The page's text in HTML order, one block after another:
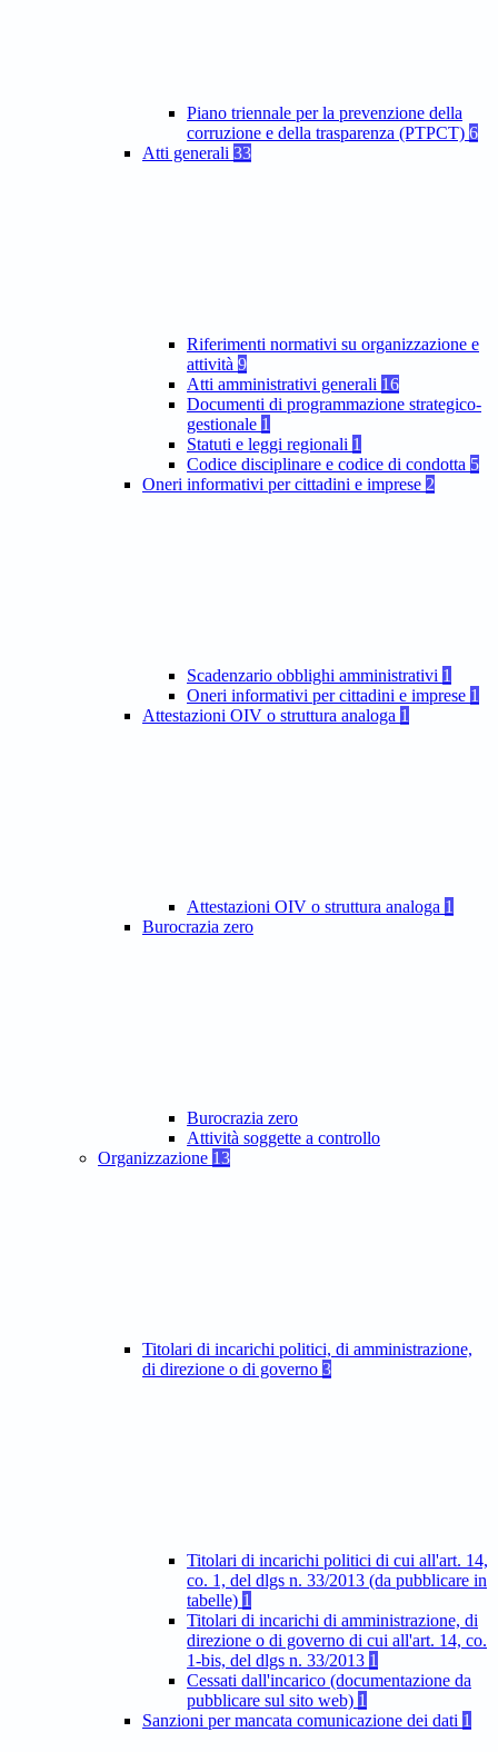
Piano triennale per la prevenzione della
corruzione e della trasparenza (PTPCT) 6
Atti generali 33
Riferimenti normativi su organizzazione e
attività 9
Atti amministrativi generali 16
Documenti di programmazione strategico-
gestionale 1
Statuti e leggi regionali 1
Codice disciplinare e codice di condotta 5
Oneri informativi per cittadini e imprese 2
Scadenzario obblighi amministrativi 1
Oneri informativi per cittadini e imprese 1
Attestazioni OIV o struttura analoga 1
Attestazioni OIV o struttura analoga 1
Burocrazia zero
Burocrazia zero
Attività soggette a controllo
Organizzazione 13
Titolari di incarichi politici, di amministrazione,
di direzione o di governo 3
Titolari di incarichi politici di cui all'art. 14,
co. 1, del dlgs n. 33/2013 (da pubblicare in
tabelle) 1
Titolari di incarichi di amministrazione, di
direzione o di governo di cui all'art. 14, co.
1-bis, del dlgs n. 33/2013 1
Cessati dall'incarico (documentazione da
pubblicare sul sito web) 1
Sanzioni per mancata comunicazione dei dati 1